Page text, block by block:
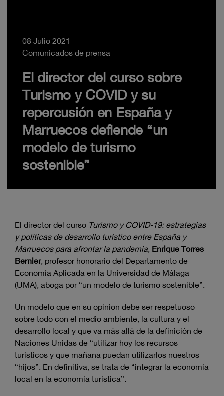
08 Julio 2021
Comunicados de prensa
El director del curso sobre
Turismo y COVID y su
repercusión en España y
Marruecos defiende “un
modelo de turismo
sostenible”
El director del curso Turismo y COVID-19: estrategias
y políticas de desarrollo turístico entre España y
Marruecos para afrontar la pandemia, Enrique Torres
Bernier, profesor honorario del Departamento de
Economía Aplicada en la Universidad de Málaga
(UMA), aboga por “un modelo de turismo sostenible”.
Un modelo que en su opinion debe ser respetuoso
sobre todo con el medio ambiente, la cultura y el
desarrollo local y que va más allá de la definición de
Naciones Unidas de “utilizar hoy los recursos
turísticos y que mañana puedan utilizarlos nuestros
“hijos”. En definitiva, se trata de “integrar la economía
local en la economía turística”.